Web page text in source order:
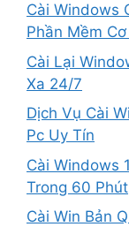
Cài Windows
Phần Mềm
Cài Lại
Xa 24/7
Dịch Vụ Cài
Pc Uy Tín
Cài Windows
Trong 60 Phút
Cài Win Bản